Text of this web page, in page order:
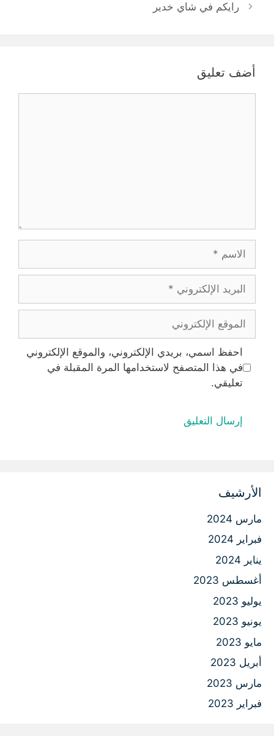
رايكم في شاي خدير
أضف تعليق
الاسم
البريد
الإلكتروني
الموقع
الإلكتروني
احفظ اسمي، بريدي الإلكتروني، والموقع الإلكتروني
في هذا المتصفح لاستخدامها المرة المقبلة في
تعليقي.
الأرشيف
مارس 2024
فبراير 2024
يناير 2024
أغسطس 2023
يوليو 2023
يونيو 2023
مايو 2023
أبريل 2023
مارس 2023
فبراير 2023